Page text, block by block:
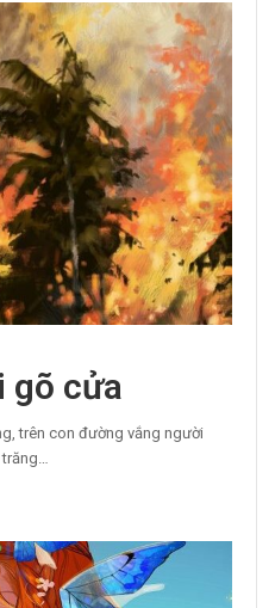
gõ cửa
trên con đường vắng người